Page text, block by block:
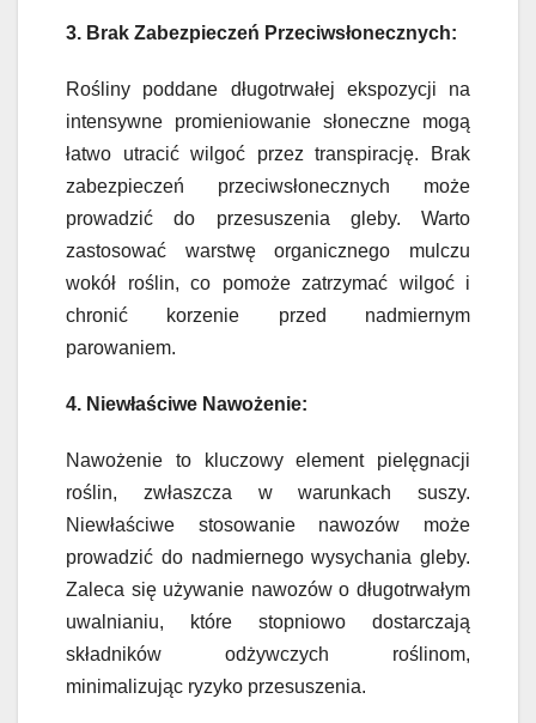
3. Brak Zabezpieczeń Przeciwsłonecznych:
Rośliny poddane długotrwałej ekspozycji na
intensywne promieniowanie słoneczne mogą
łatwo utracić wilgoć przez transpirację. Brak
zabezpieczeń przeciwsłonecznych może
prowadzić do przesuszenia gleby. Warto
zastosować warstwę organicznego mulczu
wokół roślin, co pomoże zatrzymać wilgoć i
chronić korzenie przed nadmiernym
parowaniem.
4. Niewłaściwe Nawożenie:
Nawożenie to kluczowy element pielęgnacji
roślin, zwłaszcza w warunkach suszy.
Niewłaściwe stosowanie nawozów może
prowadzić do nadmiernego wysychania gleby.
Zaleca się używanie nawozów o długotrwałym
uwalnianiu, które stopniowo dostarczają
składników odżywczych roślinom,
minimalizując ryzyko przesuszenia.